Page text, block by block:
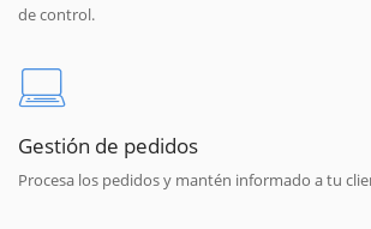
de control.
Gestión de pedidos
Procesa los pedidos y mantén informado a tu